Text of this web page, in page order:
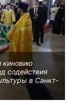
киновию
содействия
в Санкт-